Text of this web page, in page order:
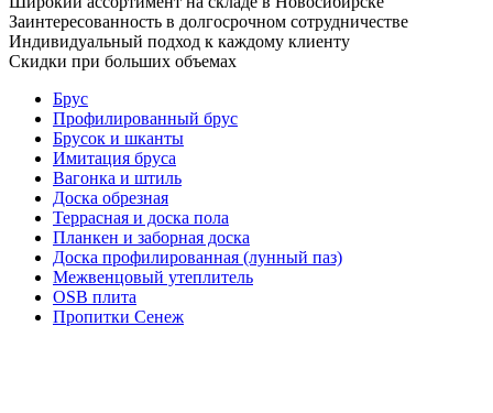
Заинтересованность в долгосрочном сотрудничестве
Индивидуальный подход к каждому клиенту
Скидки при больших объемах
Брус
Профилированный брус
Брусок и шканты
Имитация бруса
Вагонка и штиль
Доска обрезная
Террасная и доска пола
Планкен и заборная доска
Доска профилированная (лунный паз)
Межвенцовый утеплитель
OSB плита
Пропитки Сенеж